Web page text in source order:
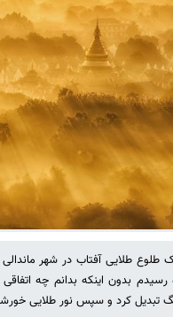
طلوع طلایی آفتاب در شهر
بدون اینکه بدانم چه
تبدیل کرد و سپس نور طلایی